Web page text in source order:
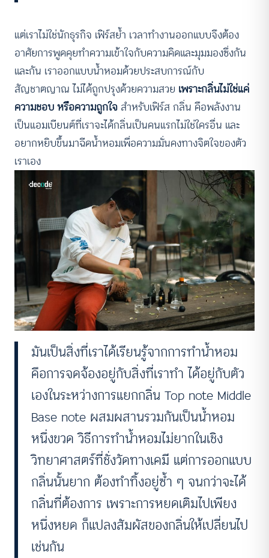
แต่เราไม่ใช่นักธุรกิจ เฟิร์สย้ำ เวลาทำงานออกแบบจึงต้อง
อาศัยการพูดคุยทำความเข้าใจกับความคิดและมุมมองซึ่งกัน
และกัน เราออกแบบน้ำหอมด้วยประสบการณ์กับ
สัญชาตญาณ ไม่ได้ถูกปรุงด้วยความสวย เพราะกลิ่นไม่ใช่แค่
ความชอบ หรือความถูกใจ สำหรับเฟิร์ส กลิ่น คือพลังงาน
เป็นแอมเบียนต์ที่เราจะได้กลิ่นเป็นคนแรกไม่ใช่ใครอื่น และ
อยากหยิบขึ้นมาฉีดน้ำหอมเพื่อความมั่นคงทางจิตใจของตัว
เราเอง
มันเป็นสิ่งที่เราได้เรียนรู้จากการทำน้ำหอม
คือการจดจ้องอยู่กับสิ่งที่เราทำ ได้อยู่กับตัว
เองในระหว่างการแยกกลิ่น Top note Middle
Base note ผสมผสานรวมกันเป็นน้ำหอม
หนึ่งขวด วิธีการทำน้ำหอมไม่ยากในเชิง
วิทยาศาสตร์ที่ชั่งวัดทางเคมี แต่การออกแบบ
กลิ่นนั้นยาก ต้องทำทิ้งอยู่ซ้ำ ๆ จนกว่าจะได้
กลิ่นที่ต้องการ เพราะการหยดเติมไปเพียง
หนึ่งหยด ก็แปลงสัมผัสของกลิ่นให้เปลี่ยนไป
เช่นกัน